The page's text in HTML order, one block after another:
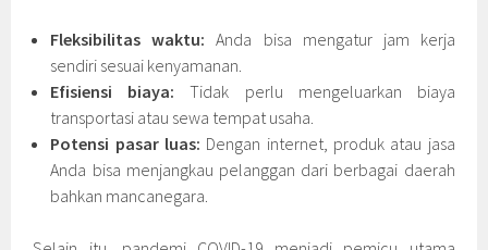
Fleksibilitas waktu: Anda bisa mengatur jam kerja
sendiri sesuai kenyamanan.
Efisiensi biaya: Tidak perlu mengeluarkan biaya
transportasi atau sewa tempat usaha.
Potensi pasar luas: Dengan internet, produk atau jasa
Anda bisa menjangkau pelanggan dari berbagai daerah
bahkan mancanegara.